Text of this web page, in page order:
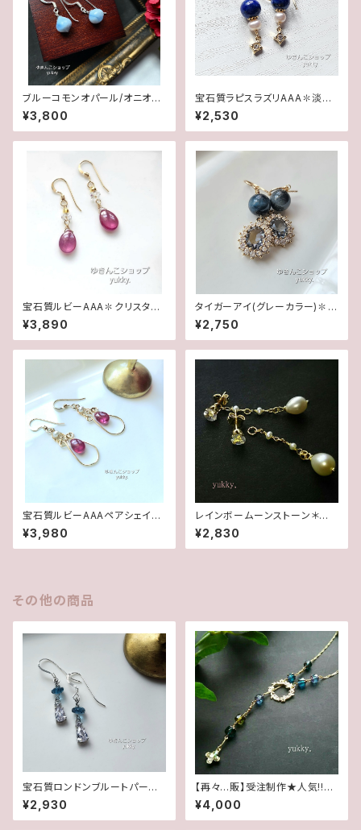
ブルーコモンオパール/オニオン
カット✽Silver925ピアス/イヤ
リング★
¥3,800
宝石質ラピスラズリAAA✽淡水
パール14kgfピアス/イヤリング
¥2,530
宝石質ルビーAAA✽クリスタル1
4kgfデザインピアス/イヤリング
¥3,890
タイガーアイ(グレーカラー)✽フ
レームガラス14kgfピアス/イヤ
リング
¥2,750
宝石質ルビーAAAペアシェイプ
✽淡水パール14kgfデザインピ
アス/イヤリング
¥3,980
レインボームーンストーン＊淡
水2wayポストピアス14kgf
¥2,830
その他の商品
宝石質ロンドンブルートパーズA
AA✽CZピアス(SF)/イヤリング
¥2,930
【再々…販】受注制作★人気!!チ
ェコカットガラス＊夏～秋冬へ＊
Y字ロングネックレス
¥4,000